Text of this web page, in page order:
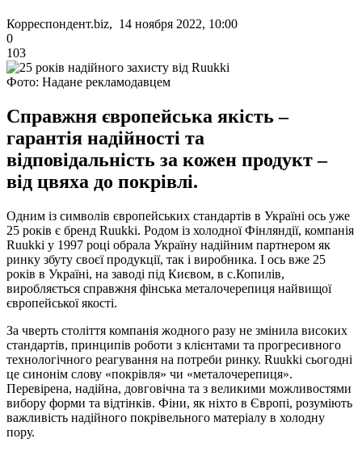
Корреспондент.biz, 14 ноября 2022, 10:00
0
103
Фото: Надане рекламодавцем
Справжня європейська якість –
гарантія надійності та
відповідальність за кожен продукт –
від цвяха до покрівлі.
Одним із символів європейських стандартів в Україні ось уже
25 років є бренд Ruukki. Родом із холодної Фінляндії, компанія
Ruukki у 1997 році обрала Україну надійним партнером як
ринку збуту своєї продукції, так і виробника. І ось вже 25
років в Україні, на заводі під Києвом, в с.Копилів,
виробляється справжня фінська металочерепиця найвищої
європейської якості.
За чверть століття компанія жодного разу не змінила високих
стандартів, принципів роботи з клієнтами та прогресивного
технологічного реагування на потреби ринку. Ruukki сьогодні
це синонім слову «покрівля» чи «металочерепиця».
Перевірена, надійна, довговічна та з великими можливостями
вибору форми та відтінків. Фіни, як ніхто в Європі, розуміють
важливість надійного покрівельного матеріалу в холодну
пору.